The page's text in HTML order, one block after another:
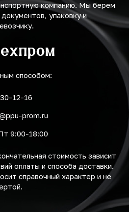
компанию. Мы берем
упаковку и
способом:
12-16
prom.ru
9:00-18:00
стоимость зависит
оплаты и способа доставки.
справочный характер и не